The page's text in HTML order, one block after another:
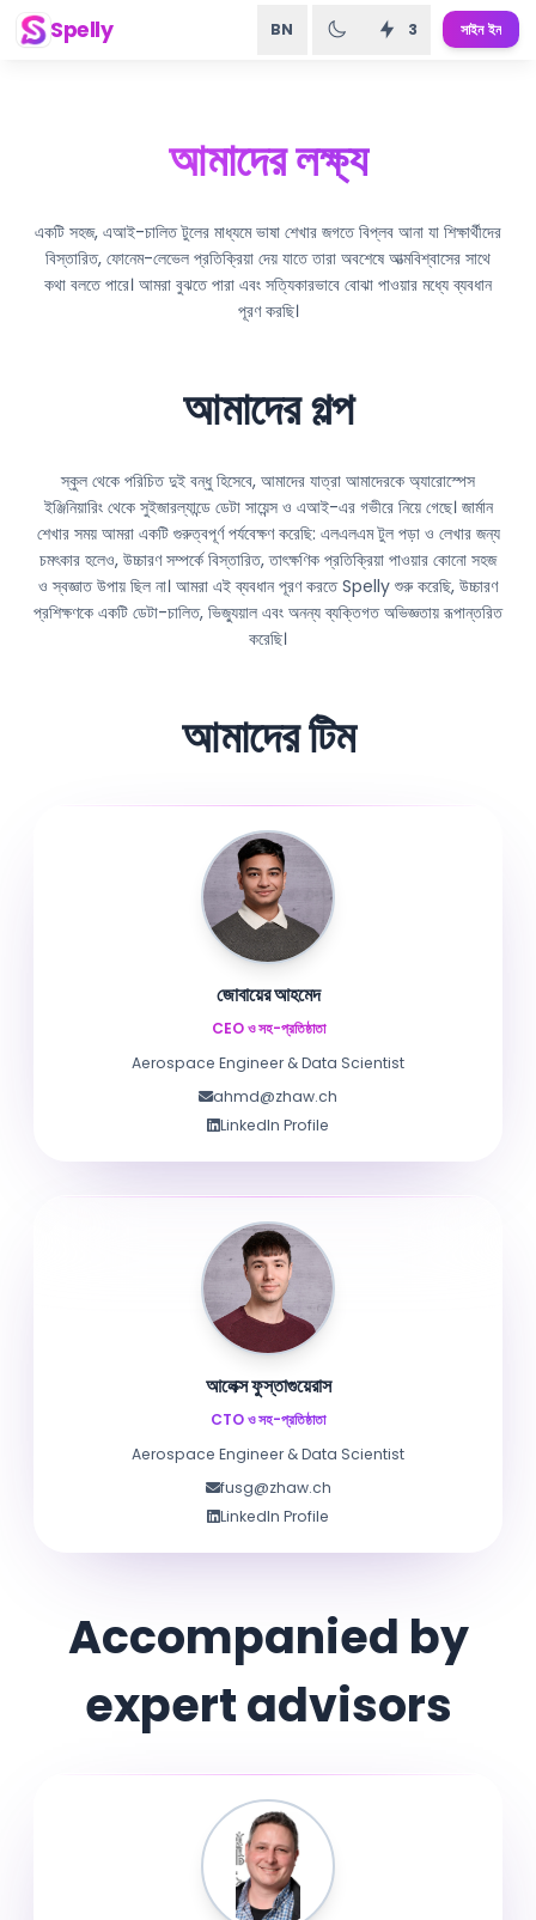
Spelly BN 3 সাইন ইন
আমাদের লক্ষ্য
একটি সহজ, এআই-চালিত টুলের মাধ্যমে ভাষা শেখার জগতে বিপ্লব আনা যা শিক্ষার্থীদের
বিস্তারিত, ফোনেম-লেভেল প্রতিক্রিয়া দেয় যাতে তারা অবশেষে আত্মবিশ্বাসের সাথে
কথা বলতে পারে। আমরা বুঝতে পারা এবং সত্যিকারভাবে বোঝা পাওয়ার মধ্যে ব্যবধান
পূরণ করছি।
আমাদের গল্প
স্কুল থেকে পরিচিত দুই বন্ধু হিসেবে, আমাদের যাত্রা আমাদেরকে অ্যারোস্পেস
ইঞ্জিনিয়ারিং থেকে সুইজারল্যান্ডে ডেটা সায়েন্স ও এআই-এর গভীরে নিয়ে গেছে। জার্মান
শেখার সময় আমরা একটি গুরুত্বপূর্ণ পর্যবেক্ষণ করেছি: এলএলএম টুল পড়া ও লেখার জন্য
চমৎকার হলেও, উচ্চারণ সম্পর্কে বিস্তারিত, তাৎক্ষণিক প্রতিক্রিয়া পাওয়ার কোনো সহজ
ও স্বজ্ঞাত উপায় ছিল না। আমরা এই ব্যবধান পূরণ করতে Spelly শুরু করেছি, উচ্চারণ
প্রশিক্ষণকে একটি ডেটা-চালিত, ভিজ্যুয়াল এবং অনন্য ব্যক্তিগত অভিজ্ঞতায় রূপান্তরিত
করেছি।
আমাদের টিম
জোবায়ের আহমেদ
CEO ও সহ-প্রতিষ্ঠাতা
Aerospace Engineer & Data Scientist
ahmd@zhaw.ch
LinkedIn Profile
আলেক্স ফুস্তাগুয়েরাস
CTO ও সহ-প্রতিষ্ঠাতা
Aerospace Engineer & Data Scientist
fusg@zhaw.ch
LinkedIn Profile
Accompanied by
expert advisors